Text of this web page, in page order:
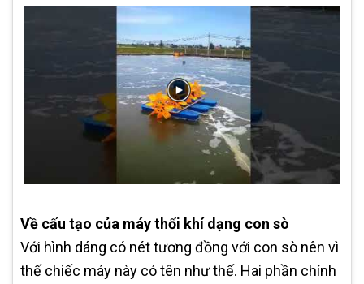
Về cấu tạo của máy thổi khí dạng con sò
Với hình dáng có nét tương đồng với con sò nên vì
thế chiếc máy này có tên như thế. Hai phần chính